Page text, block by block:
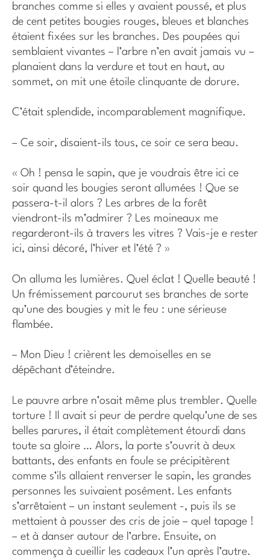
branches comme si elles y avaient poussé, et plus
de cent petites bougies rouges, bleues et blanches
étaient fixées sur les branches. Des poupées qui
semblaient vivantes – l’arbre n’en avait jamais vu –
planaient dans la verdure et tout en haut, au
sommet, on mit une étoile clinquante de dorure.
C’était splendide, incomparablement magnifique.
– Ce soir, disaient-ils tous, ce soir ce sera beau.
« Oh ! pensa le sapin, que je voudrais être ici ce
soir quand les bougies seront allumées ! Que se
passera-t-il alors ? Les arbres de la forêt
viendront-ils m’admirer ? Les moineaux me
regarderont-ils à travers les vitres ? Vais-je e rester
ici, ainsi décoré, l’hiver et l’été ? »
On alluma les lumières. Quel éclat ! Quelle beauté !
Un frémissement parcourut ses branches de sorte
qu’une des bougies y mit le feu : une sérieuse
flambée.
– Mon Dieu ! crièrent les demoiselles en se
dépêchant d’éteindre.
Le pauvre arbre n’osait même plus trembler. Quelle
torture ! Il avait si peur de perdre quelqu’une de ses
belles parures, il était complètement étourdi dans
toute sa gloire … Alors, la porte s’ouvrit à deux
battants, des enfants en foule se précipitèrent
comme s’ils allaient renverser le sapin, les grandes
personnes les suivaient posément. Les enfants
s’arrêtaient – un instant seulement -, puis ils se
mettaient à pousser des cris de joie – quel tapage !
– et à danser autour de l’arbre. Ensuite, on
commença à cueillir les cadeaux l’un après l’autre.